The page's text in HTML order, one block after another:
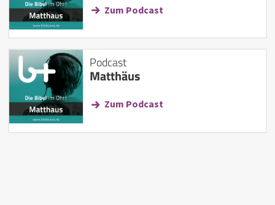
Zum Podcast
Podcast
Matthäus
Zum Podcast